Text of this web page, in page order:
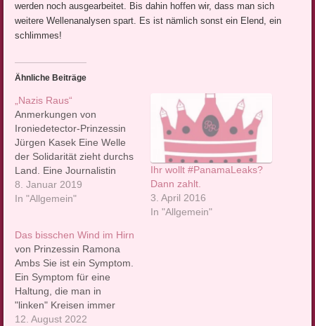
werden noch ausgearbeitet. Bis dahin hoffen wir, dass man sich
weitere Wellenanalysen spart. Es ist nämlich sonst ein Elend, ein
schlimmes!
Ähnliche Beiträge
„Nazis Raus“
Anmerkungen von
Ironiedetector-Prinzessin
Jürgen Kasek Eine Welle
der Solidarität zieht durchs
Land. Eine Journalistin
twittert "Nazis Raus" und
auf eine offensichtliche
seien, antwortete sie kurz
und keck und eindeutig
ironisch: "Alle, die nicht die
Grünen wählen." Was folgt
ist der erwartbare
Shitstorm jener,…
8. Januar 2019
In "Allgemein"
Ihr wollt #PanamaLeaks?
Dann zahlt.
3. April 2016
In "Allgemein"
Das bisschen Wind im Hirn
von Prinzessin Ramona
Ambs Sie ist ein Symptom.
Ein Symptom für eine
Haltung, die man in
"linken" Kreisen immer
wieder antrifft. Julia
12. August 2022